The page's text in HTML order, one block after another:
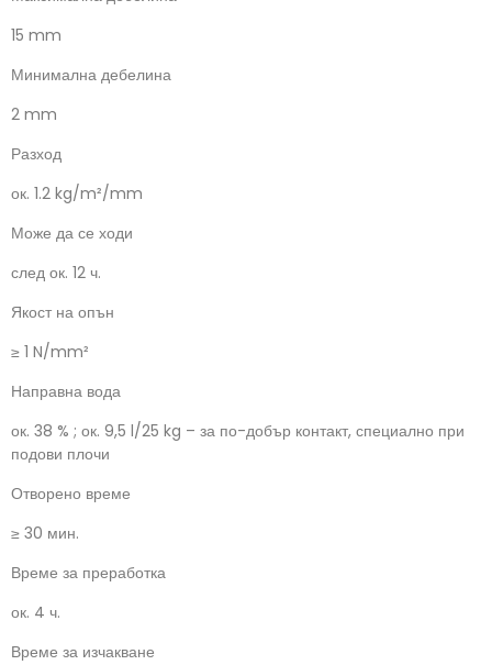
15 mm
Минимална дебелина
2 mm
Разход
ок. 1.2 kg/m²/mm
Може да се ходи
след ок. 12 ч.
Якост на опън
≥ 1 N/mm²
Направна вода
ок. 38 % ; ок. 9,5 l/25 kg – за по-добър контакт, специално при
подови плочи
Отворено време
≥ 30 мин.
Време за преработка
ок. 4 ч.
Време за изчакване